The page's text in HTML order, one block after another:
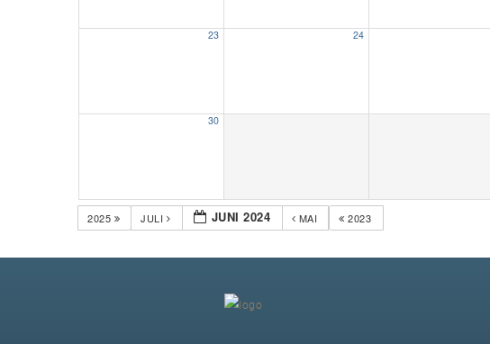
23 24
30
2023
MAI
JUNI 2024
JULI
2025